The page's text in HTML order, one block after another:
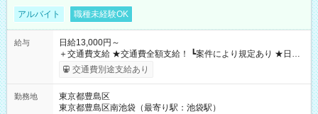
アルバイト 職種未経験OK
給与
日給13,000円～
＋交通費支給 ★交通費全額支給！ ┗案件により規定あり ★日払
いOK！（規定あり） ┗働いたその日に現金GET♪ お仕事後はコ
ンビニATMから 日払い分を引き落とせます！ 【試用期間】試
交通費別途支給あり
勤務地
東京都豊島区
東京都豊島区南池袋（最寄り駅：池袋駅）